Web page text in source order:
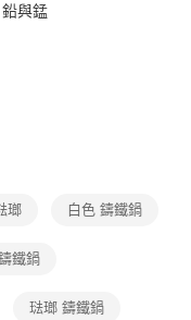
託商業銀行
與錳
瑯 白色 鑄鐵鍋
鐵鍋
琺瑯 鑄鐵鍋